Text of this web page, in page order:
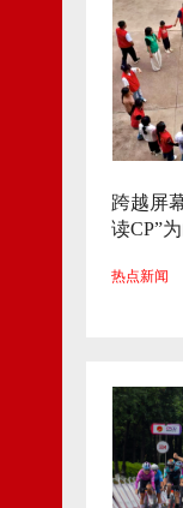
跨越屏
读CP”
热点新闻